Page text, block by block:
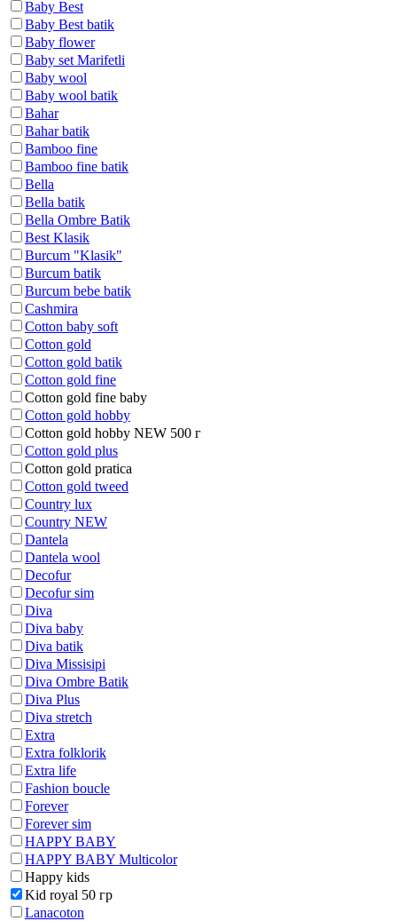
Baby Best
Baby Best batik
Baby flower
Baby set Marifetli
Baby wool
Baby wool batik
Bahar
Bahar batik
Bamboo fine
Bamboo fine batik
Bella
Bella batik
Bella Ombre Batik
Best Klasik
Burcum "Klasik"
Burcum batik
Burcum bebe batik
Cashmira
Cotton baby soft
Cotton gold
Cotton gold batik
Cotton gold fine
Cotton gold fine baby
Cotton gold hobby
Cotton gold hobby NEW 500 г
Cotton gold plus
Cotton gold pratica
Cotton gold tweed
Country lux
Country NEW
Dantela
Dantela wool
Decofur
Decofur sim
Diva
Diva baby
Diva batik
Diva Missisipi
Diva Ombre Batik
Diva Plus
Diva stretch
Extra
Extra folklorik
Extra life
Fashion boucle
Forever
Forever sim
HAPPY BABY
HAPPY BABY Multicolor
Happy kids
Kid royal 50 гр
Lanacoton